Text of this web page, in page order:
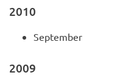
2010
September
2009